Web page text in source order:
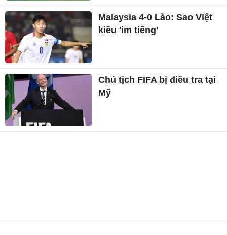
Malaysia 4-0 Lào: Sao Việt
kiều 'im tiếng'
Chủ tịch FIFA bị điều tra tại
Mỹ